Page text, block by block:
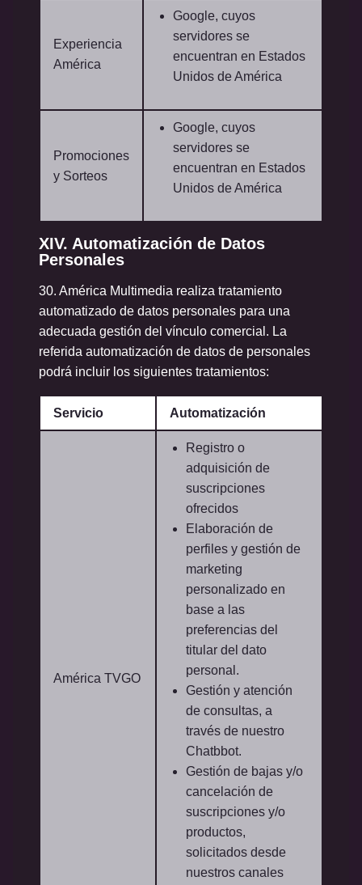
Experiencia
América
Google, cuyos
servidores se
encuentran en Estados
Unidos de América
Promociones
y Sorteos
Google, cuyos
servidores se
encuentran en Estados
Unidos de América
XIV. Automatización de Datos
Personales
30. América Multimedia realiza tratamiento
automatizado de datos personales para una
adecuada gestión del vínculo comercial. La
referida automatización de datos de personales
podrá incluir los siguientes tratamientos:
Servicio Automatización
América TVGO
Registro o
adquisición de
suscripciones
ofrecidos
Elaboración de
perfiles y gestión de
marketing
personalizado en
base a las
preferencias del
titular del dato
personal.
Gestión y atención
de consultas, a
través de nuestro
Chatbbot.
Gestión de bajas y/o
cancelación de
suscripciones y/o
productos,
solicitados desde
nuestros canales